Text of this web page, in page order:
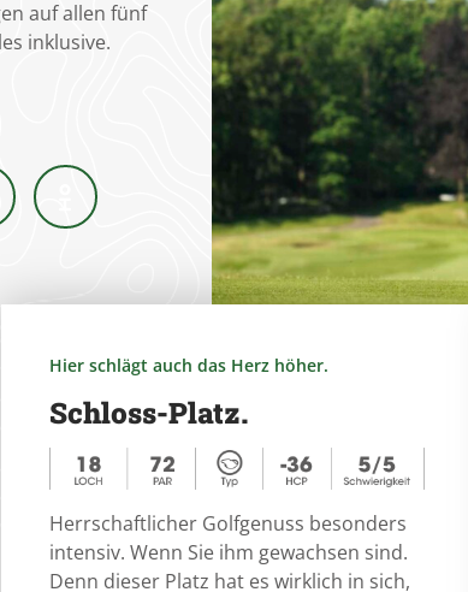
auf allen fünf
inklusive.
Hier schlägt auch das Herz höher.
Schloss-Platz.
Herrschaftlicher Golfgenuss besonders
intensiv. Wenn Sie ihm gewachsen sind.
Denn dieser Platz hat es wirklich in sich,